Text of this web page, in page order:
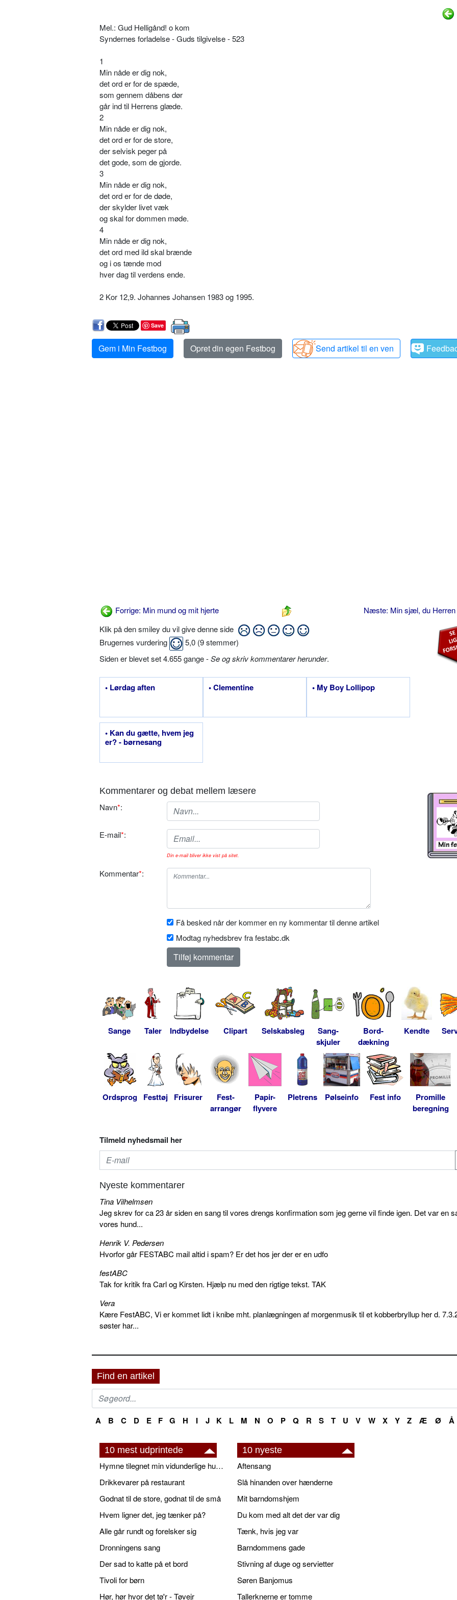
Mel.: Gud Helligånd! o kom
Syndernes forladelse - Guds tilgivelse - 523
1
Min nåde er dig nok,
det ord er for de spæde,
som gennem dåbens dør
går ind til Herrens glæde.
2
Min nåde er dig nok,
det ord er for de store,
der selvisk peger på
det gode, som de gjorde.
3
Min nåde er dig nok,
det ord er for de døde,
der skylder livet væk
og skal for dommen møde.
4
Min nåde er dig nok,
det ord med ild skal brænde
og i os tænde mod
hver dag til verdens ende.
2 Kor 12,9. Johannes Johansen 1983 og 1995.
Save
Gem i Min Festbog Opret din egen Festbog Send artikel til en ven
Forrige: Min mund og mit hjerte
Næste: Min sjæl, du
Klik på den smiley du vil give denne side
Brugernes vurdering
5,0 (9stemmer)
Siden er blevet set 4.655 gange -Se og skriv kommentarer herunder.
• Lørdag aften • Clementine • My Boy Lollipop
• Kan du gætte, hvem jeg
er? - børnesang
Kommentarer og debat mellem læsere
Navn*:
E-mail*:
Din e-mail bliver ikke vist på sitet.
Kommentar*:
Få besked når der kommer en ny kommentar til denne artikel
Modtag nyhedsbrev fra festabc.dk
Sange Taler Indbydelse Clipart Selskabsleg
Sang-
skjuler
Bord-
dækning
Kendte
Ordsprog Festtøj Frisurer
Fest-
arrangør
Papir-
flyvere
Pletrens Pølseinfo Fest info
Promille
beregning
Tilmeld nyhedsmail her
Nyeste kommentarer
Tina Vilhelmsen
Jeg skrev for ca 23 år siden en sang til vores drengs konfirmation som jeg gerne vil finde igen. Det var en
vores hund...
Henrik V. Pedersen
Hvorfor går FESTABC mail altid i spam? Er det hos jer der er en udfo
festABC
Tak for kritik fra Carl og Kirsten. Hjælp nu med den rigtige tekst. TAK
Vera
Kære FestABC, Vi er kommet lidt i knibe mht. planlægningen af morgenmusik til et kobberbryllup her d.
søster har...
Find en artikel
A B C D E F G H I J K L M N O P Q R S T U V W X Y Z Æ Ø Å
10 mest udprintede
Hymne tilegnet min vidunderlige husbond
Drikkevarer på restaurant
Godnat til de store, godnat til de små
Hvem ligner det, jeg tænker på?
Alle går rundt og forelsker sig
Dronningens sang
Der sad to katte på et bord
Tivoli for børn
Hør, hør hvor det tø'r - Tøvejr
10 nyeste
Aftensang
Slå hinanden over hænderne
Mit barndomshjem
Du kom med alt det der var dig
Tænk, hvis jeg var
Barndommens gade
Stivning af duge og servietter
Søren Banjomus
Tallerknerne er tomme